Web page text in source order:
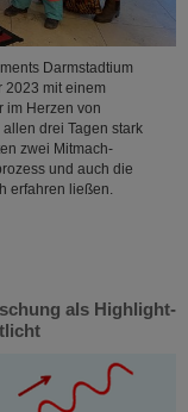
Darmstadtium
2023 mit einem
im Herzen von
drei Tagen stark
zwei Mitmach-
und auch die
erfahren ließen.
als Highlight-